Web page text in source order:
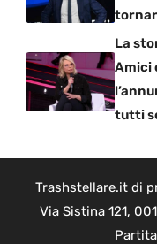
La
Amici
tutti
Trashstellare.it di
Via Sistina 121,